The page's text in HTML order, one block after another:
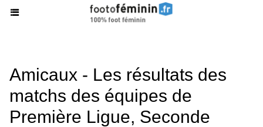
Amicaux - Les résultats des
matchs des équipes de
Première Ligue, Seconde